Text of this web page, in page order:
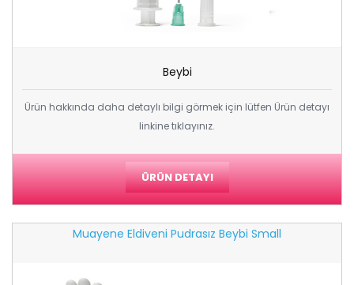
Beybi
Ürün hakkında daha detaylı bilgi görmek için lütfen Ürün detayı
linkine tıklayınız.
ÜRÜN DETAYI
Muayene Eldiveni Pudrasız Beybi Small